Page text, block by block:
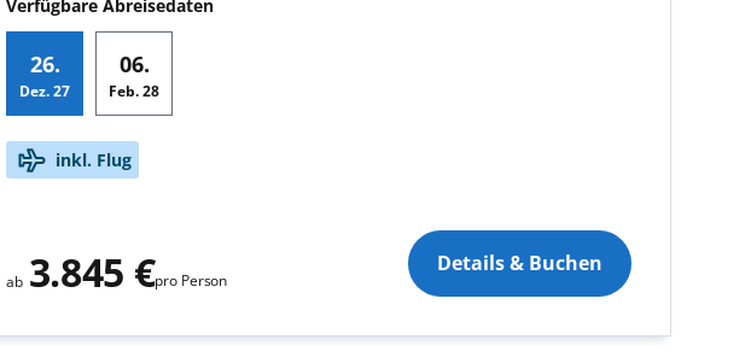
Verfügbare Abreisedaten
26.
Dez.27
06.
Feb.28
Zusatzinkl. Flug
ab 3.845 €pro Person
Details & Buchen